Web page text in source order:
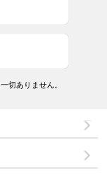
切ありません。